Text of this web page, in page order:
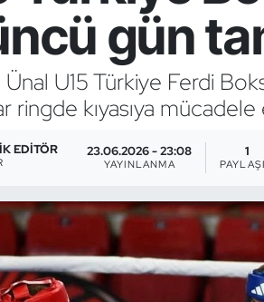
gün
U15 Türkiye Ferdi
ringde kıyasıya mücadele
EDITÖR 23.06.2026 - 23:08
YAYINLANMA
1